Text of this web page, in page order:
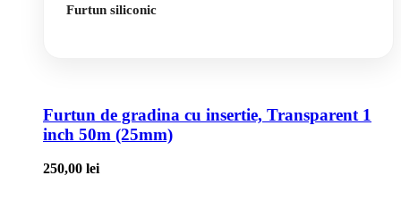
Furtun siliconic
Furtun de gradina cu insertie, Transparent 1
inch 50m (25mm)
250,00 lei